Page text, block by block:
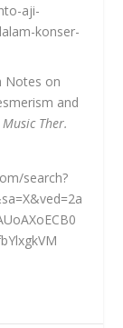
aji-
konser-
Notes on
and
Ther.
search?